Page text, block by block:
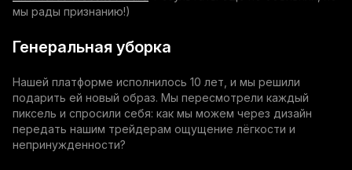
мы рады признанию!)
Генеральная уборка
Нашей платформе исполнилось 10 лет, и мы решили
подарить ей новый образ. Мы пересмотрели каждый
пиксель и спросили себя: как мы можем через дизайн
передать нашим трейдерам ощущение лёгкости и
непринужденности?